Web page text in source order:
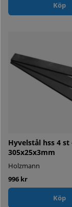
Köp
Hyvelstål hss 4
305x25x3mm
Holzmann
996 kr
Köp